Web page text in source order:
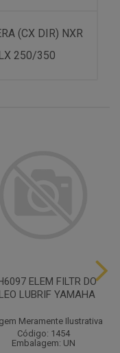
(CX DIR) NXR
250/350
ELEM FILTR DO
LUBRIF YAMAHA
Meramente Ilustrativa
Código: 1454
Embalagem: UN